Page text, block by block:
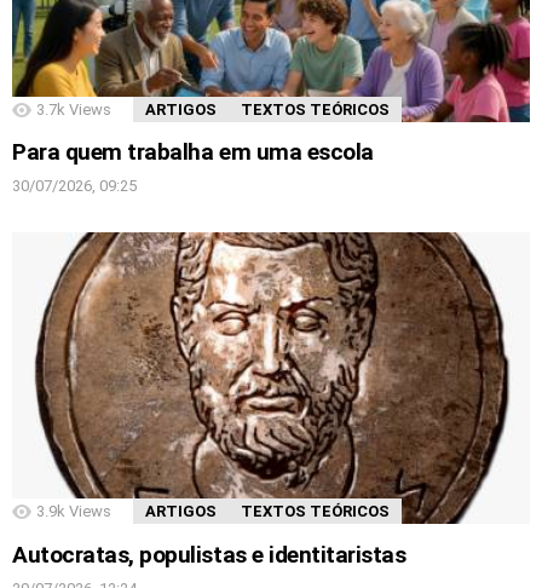
3.7k Views ARTIGOS TEXTOS TEÓRICOS
Para quem trabalha em uma escola
30/07/2026, 09:25
3.9k Views ARTIGOS TEXTOS TEÓRICOS
Autocratas, populistas e identitaristas